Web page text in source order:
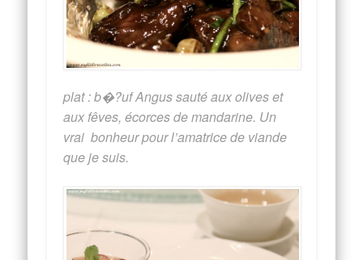
plat : b�?uf Angus sauté aux olives et
aux fêves, écorces de mandarine. Un
vrai bonheur pour l’amatrice de viande
que je suis.